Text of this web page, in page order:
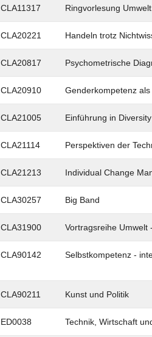
CLA11317 Ringvorlesung
CLA20221 Handeln trotz
CLA20817 Psychometrische
CLA20910 Genderkompetenz
CLA21005 Einführung in
CLA21114 Perspektiven der
CLA21213 Individual Change
CLA30257 Big Band
CLA31900 Vortragsreihe Umwelt
CLA90142 Selbstkompetenz -
CLA90211 Kunst und Politik
ED0038 Technik, Wirtschaft